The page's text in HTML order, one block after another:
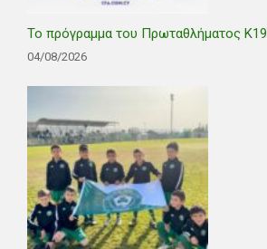
Το πρόγραμμα του Πρωταθλήματος Κ19
04/08/2026